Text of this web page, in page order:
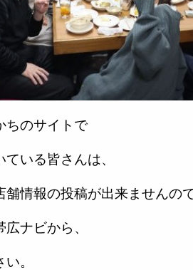
ちのサイトで
ている皆さんは、
舗情報の投稿が出来ませんの
ナビから、
。